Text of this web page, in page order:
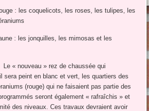
: les coquelicots, les roses, les tulipes, les
: les jonquilles, les mimosas et les
» rez de chaussée qui
sera peint en blanc et vert, les quartiers des
(rouge) qui ne faisaient pas partie des
seront également « rafraîchis » et
des niveaux. Ces travaux devraient avoir